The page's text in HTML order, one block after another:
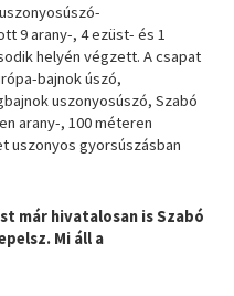
9 arany-, 4 ezüst- és 1
helyén végzett. A csapat
bajnok úszó,
uszonyosúszó, Szabó
arany-, 100 méteren
uszonyos gyorsúszásban
már hivatalosan is Szabó
Mi áll a